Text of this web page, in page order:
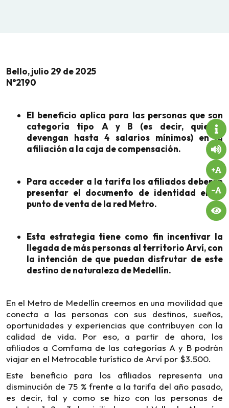
Bello, julio 29 de 2025
N°2190
El beneficio aplica para las personas que son
categoría tipo A y B (es decir, quienes
devengan hasta 4 salarios mínimos) en la
afiliación a la caja de compensación.
Para acceder a la tarifa los afiliados deberán
presentar el documento de identidad en el
punto de venta de la red Metro.
Esta estrategia tiene como fin incentivar la
llegada de más personas al territorio Arví, con
la intención de que puedan disfrutar de este
destino de naturaleza de Medellín.
En el Metro de Medellín creemos en una movilidad que
conecta a las personas con sus destinos, sueños,
oportunidades y experiencias que contribuyen con la
calidad de vida. Por eso, a partir de ahora, los
afiliados a Comfama de las categorías A y B podrán
viajar en el Metrocable turístico de Arví por $3.500.
Este beneficio para los afiliados representa una
disminución de 75 % frente a la tarifa del año pasado,
es decir, tal y como se hizo con las personas de